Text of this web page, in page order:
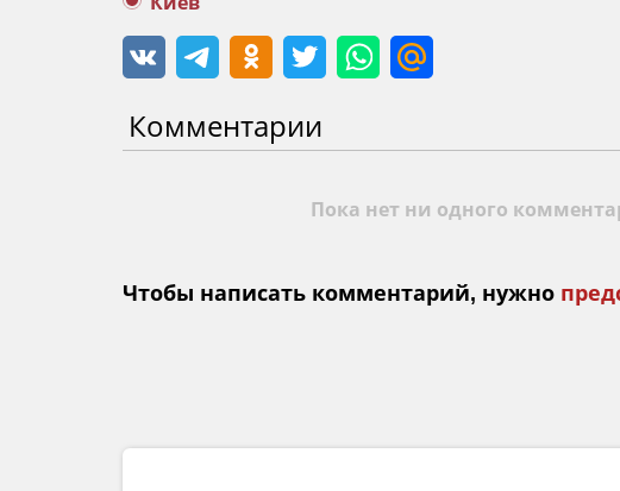
Комментарии
Пока нет ни одного
Чтобы написать комментарий, нужно